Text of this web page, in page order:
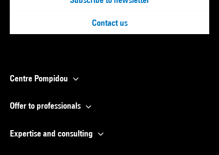
Contact us
Centre Pompidou
Offer to professionals
Expertise and consulting